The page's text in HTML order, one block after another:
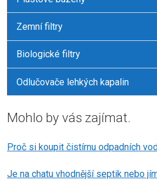
Zemní filtry
Biologické filtry
Odlučovače lehkých kapalin
Mohlo by vás zajímat.
Proč si koupit čistírnu odpadních
Je na chatu vhodnější septik nebo